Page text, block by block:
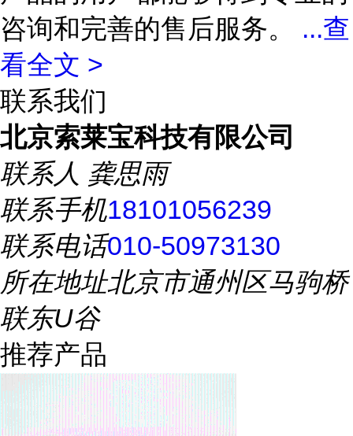
咨询和完善的售后服务。 ...查
看全文 >
联系我们
北京索莱宝科技有限公司
联系人 龚思雨
联系手机18101056239
联系电话010-50973130
所在地址北京市通州区马驹桥
联东U谷
推荐产品